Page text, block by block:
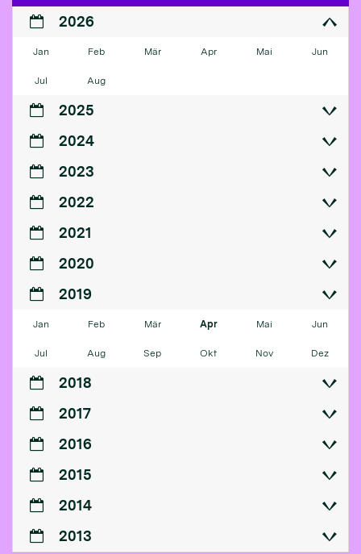
2026
Jan Feb Mär Apr Mai Jun
Jul Aug
2025
2024
2023
2022
2021
2020
2019
Jan Feb Mär Apr Mai Jun
Jul Aug Sep Okt Nov Dez
2018
2017
2016
2015
2014
2013